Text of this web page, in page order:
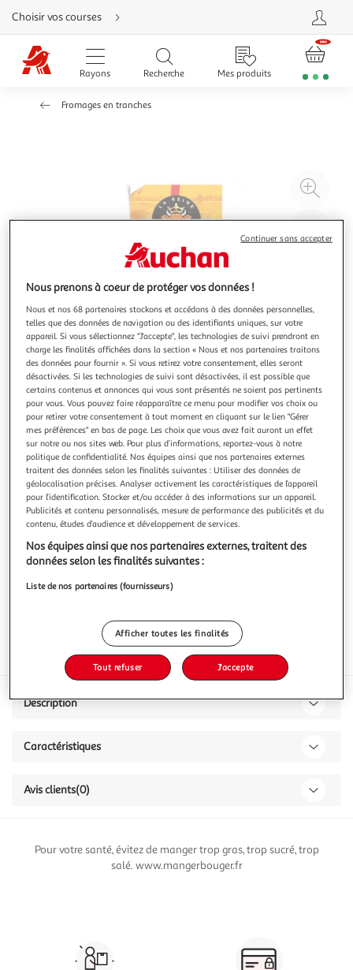
Aller
directement
au
contenu
Aller
directement
Aller
d'aide
Choisir vos courses
Rayons Recherche Mes produits
Fromages en tranches
à
LOSFELD
Gouda reine du Nord 1/2 vieux en tranche
Tranchettes de fromage pour sandwich
En savoir +
200g 6 tranches
Vous voulez connaître le prix de ce produit ?
Afficher le prix
Frais
Description
Caractéristiques
Avis clients(0)
Pour votre santé, évitez de manger trop gras, trop sucré, trop
salé. www.mangerbouger.fr
Nous prenons à coeur de protéger vos données !
Nous et nos 68 partenaires stockons et accédons à des données personnelles,
telles que des données de navigation ou des identifiants uniques, sur votre
appareil. Si vous sélectionnez "J'accepte", les technologies de suivi prendront en
charge les finalités affichées dans la section « Nous et nos partenaires traitons
des données pour fournir ». Si vous retirez votre consentement, elles seront
désactivées. Si les technologies de suivi sont désactivées, il est possible que
certains contenus et annonces qui vous sont présentés ne soient pas pertinents
pour vous. Vous pouvez faire réapparaître ce menu pour modifier vos choix ou
pour retirer votre consentement à tout moment en cliquant sur le lien "Gérer
mes préférences" en bas de page. Les choix que vous avez fait auront un effet
sur notre ou nos sites web. Pour plus d’informations, reportez-vous à notre
politique de confidentialité. Nos équipes ainsi que nos partenaires externes
traitent des données selon les finalités suivantes : Utiliser des données de
géolocalisation précises. Analyser activement les caractéristiques de l’appareil
pour l’identification. Stocker et/ou accéder à des informations sur un appareil.
Publicités et contenu personnalisés, mesure de performance des publicités et du
contenu, études d’audience et développement de services.
Nos équipes ainsi que nos partenaires externes, traitent des
données selon les finalités suivantes :
Liste de nos partenaires (fournisseurs)
Afficher toutes les finalités
Tout refuser J'accepte
Continuer sans accepter